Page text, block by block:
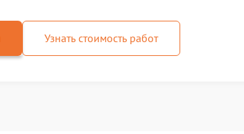
Узнать стоимость работ